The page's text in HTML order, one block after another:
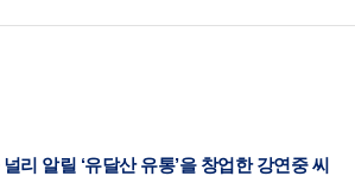
리 알릴 ‘유달산 유통’을 창업한 강연중 씨